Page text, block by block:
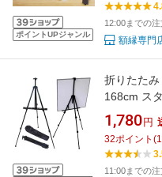
ポイントUPジャンル
12:00までの
額縁専門
折りたた
168cm ス
スケッチ
め][送料無
1,780 円
32ポイント (1
11:00までの